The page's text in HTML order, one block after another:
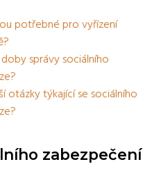
potřebné pro vyřízení
správy sociálního
otázky týkající se sociálního
zabezpečení